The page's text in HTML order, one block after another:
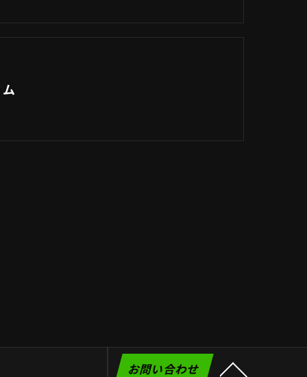
お問い合わせ